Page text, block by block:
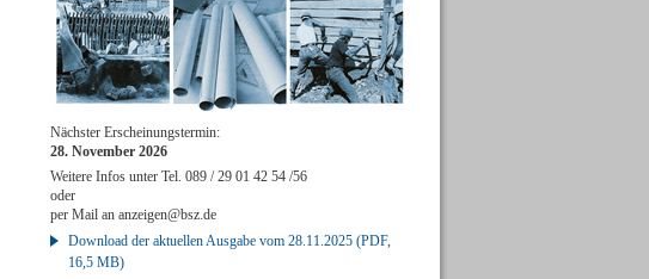
Nächster Erscheinungstermin:
28. November 2026
Weitere Infos unter Tel. 089 / 29 01 42 54 /56
oder
per Mail an anzeigen@bsz.de
Download der aktuellen Ausgabe vom 28.11.2025 (PDF,
16,5 MB)